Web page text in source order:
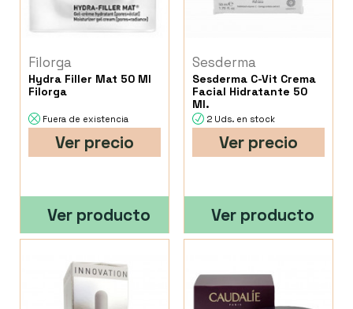
Filorga
Hydra Filler Mat 50 Ml
Filorga
Fuera de existencia
Ver precio
Ver producto
Sesderma
Sesderma C-Vit Crema
Facial Hidratante 50
Ml.
2 Uds. en stock
Ver precio
Ver producto